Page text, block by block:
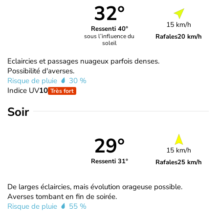
32°
Ressenti 40°
sous l’influence du
soleil
15 km/h
Rafales20 km/h
Eclaircies et passages nuageux parfois denses.
Possibilité d'averses.
Risque de pluie
30 %
Indice UV10 Très fort
Soir
29°
Ressenti 31°
15 km/h
Rafales25 km/h
De larges éclaircies, mais évolution orageuse possible.
Averses tombant en fin de soirée.
Risque de pluie
55 %